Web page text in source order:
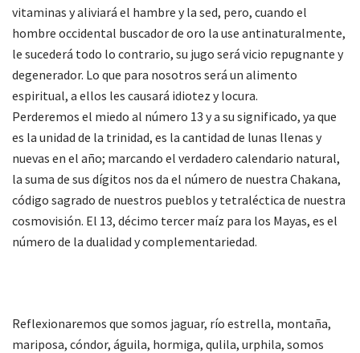
vitaminas y aliviará el hambre y la sed, pero, cuando el
hombre occidental buscador de oro la use antinaturalmente,
le sucederá todo lo contrario, su jugo será vicio repugnante y
degenerador. Lo que para nosotros será un alimento
espiritual, a ellos les causará idiotez y locura.
Perderemos el miedo al número 13 y a su significado, ya que
es la unidad de la trinidad, es la cantidad de lunas llenas y
nuevas en el año; marcando el verdadero calendario natural,
la suma de sus dígitos nos da el número de nuestra Chakana,
código sagrado de nuestros pueblos y tetraléctica de nuestra
cosmovisión. El 13, décimo tercer maíz para los Mayas, es el
número de la dualidad y complementariedad.
Reflexionaremos que somos jaguar, río estrella, montaña,
mariposa, cóndor, águila, hormiga, qulila, urphila, somos